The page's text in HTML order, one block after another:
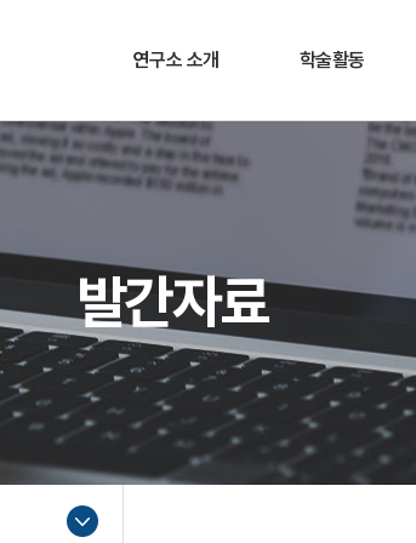
연구소 소개
연구소장 인사말
연구소 연혁
조직도
찾아오시는 길
학술활동
학술대회
발간자료